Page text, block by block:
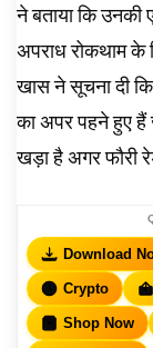
ने बताया कि उनकी
अपराध रोकथाम के
खास ने सूचना दी
का अपर पहने हुए हैं
खड़ा है अगर फौरी
Download
Crypto
Shop Now